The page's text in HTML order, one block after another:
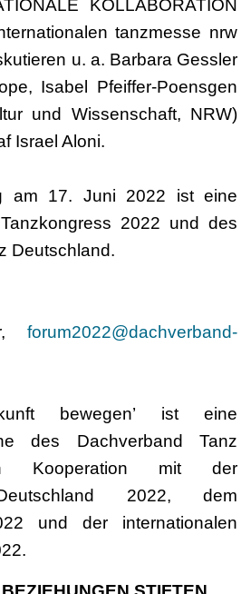
KOLLABORATION
tanzmesse nrw
u. a. Barbara Gessler
Isabel Pfeiffer-Poensgen
und Wissenschaft, NRW)
Israel Aloni.
am 17. Juni 2022 ist eine
2022 und des
Deutschland.
forum2022@dachverband-
bewegen’ ist eine
des Dachverband Tanz
Kooperation mit der
2022, dem
und der internationalen